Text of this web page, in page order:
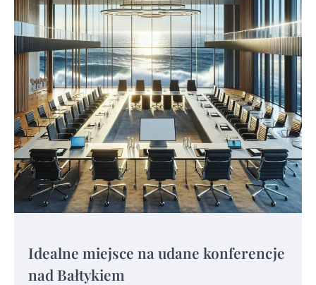
Idealne miejsce na udane konferencje
nad Bałtykiem